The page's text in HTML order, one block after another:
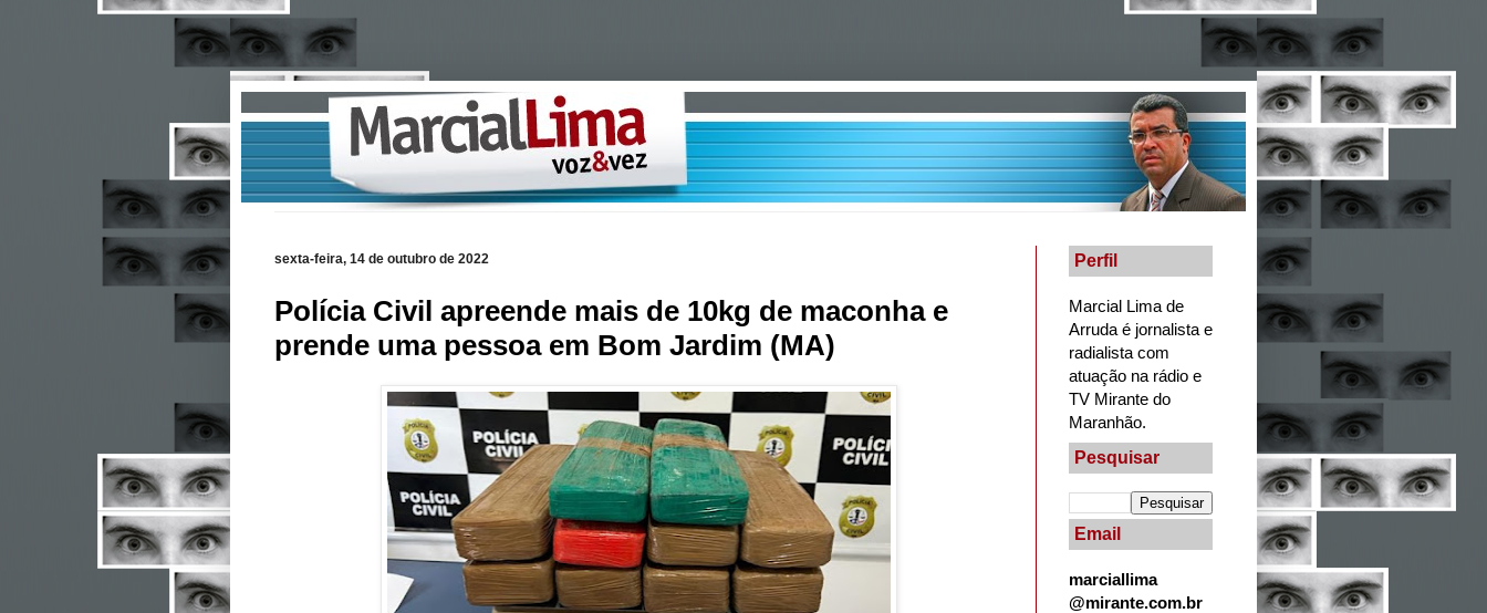
sexta-feira, 14 de outubro de 2022
Polícia Civil apreende mais de 10kg de maconha e
prende uma pessoa em Bom Jardim (MA)
Perfil
Marcial Lima de
Arruda é jornalista e
radialista com
atuação na rádio e
TV Mirante do
Maranhão.
Pesquisar
Email
marciallima
@mirante.com.br